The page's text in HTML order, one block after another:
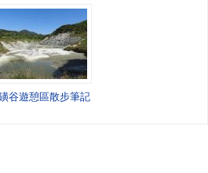
日式建築，感受北投溫泉的前世今生
谷遊憩區散步筆記：走進北投最原始的風景